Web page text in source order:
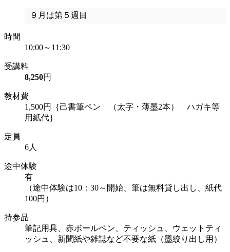
９月は第５週目
時間
10:00～11:30
受講料
8,250円
教材費
1,500円｛己書筆ペン （太字・薄墨2本） ハガキ等
用紙代｝
定員
6人
途中体験
有
（途中体験は10：30～開始、筆は無料貸し出し、紙代
100円）
持参品
筆記用具、赤ボールペン、ティッシュ、ウェットティ
ッシュ、新聞紙や雑誌など不要な紙（墨絞り出し用）